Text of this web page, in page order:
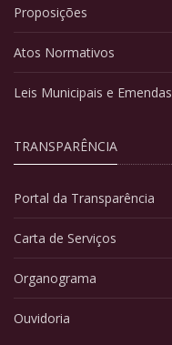
Proposições
Atos Normativos
Leis Municipais e Emendas
TRANSPARÊNCIA
Portal da Transparência
Carta de Serviços
Organograma
Ouvidoria